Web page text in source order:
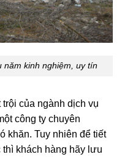
năm kinh nghiệm, uy tín
của ngành dịch vụ
công ty chuyên
khăn. Tuy nhiên để tiết
khách hàng hãy lưu